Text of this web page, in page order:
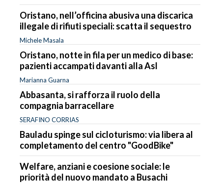
Oristano, nell’officina abusiva una discarica
illegale di rifiuti speciali: scatta il sequestro
Michele Masala
Oristano, notte in fila per un medico di base:
pazienti accampati davanti alla Asl
Marianna Guarna
Abbasanta, si rafforza il ruolo della
compagnia barracellare
SERAFINO CORRIAS
Bauladu spinge sul cicloturismo: via libera al
completamento del centro "GoodBike"
Welfare, anziani e coesione sociale: le
priorità del nuovo mandato a Busachi